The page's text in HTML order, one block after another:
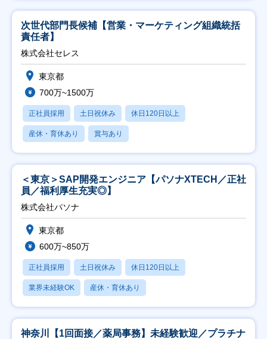
次世代部門長候補【営業・マーケティング組織統括
責任者】
株式会社セレス
東京都
700万~1500万
正社員採用 土日祝休み 休日120日以上
産休・育休あり 賞与あり
＜東京＞SAP開発エンジニア【パソナXTECH／正社
員／福利厚生充実◎】
株式会社パソナ
東京都
600万~850万
正社員採用 土日祝休み 休日120日以上
業界未経験OK 産休・育休あり
神奈川【1回面接／薬局事務】未経験歓迎／プラチナ